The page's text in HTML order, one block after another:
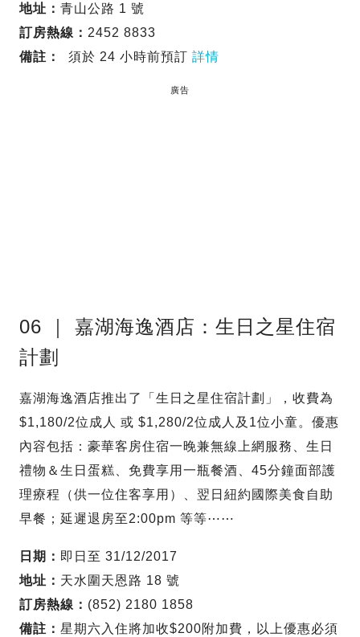
地址： 青山公路 1 號
訂房熱線： 2452 8833
備註：
須於 24 小時前預訂 詳情
廣告
06 ｜ 嘉湖海逸酒店：生日之星住宿
計劃
嘉湖海逸酒店推出了「生日之星住宿計劃」，收費為
$1,180/2位成人 或 $1,280/2位成人及1位小童。優惠
內容包括：豪華客房住宿一晚兼無線上網服務、生日
禮物＆生日蛋糕、免費享用一瓶餐酒、45分鐘面部護
理療程（供一位住客享用）、翌日紐約國際美食自助
早餐；延遲退房至2:00pm 等等⋯⋯
日期： 即日至 31/12/2017
地址： 天水圍天恩路 18 號
訂房熱線： (852) 2180 1858
備註： 星期六入住將加收$200附加費，以上優惠必須